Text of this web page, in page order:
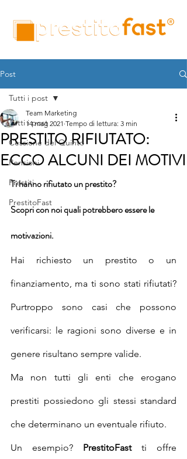
Post
Tutti i post
Cessione del Quinto
Pensioni
Prestiti
PrestitoFast
Tutti i post
PRESTITO RIFIUTATO:
ECCO ALCUNI DEI MOTIVI
Team Marketing
14 mag 2021 Tempo di lettura: 3 min
Ti hanno rifiutato un prestito?
Scopri con noi quali potrebbero essere le
motivazioni.
Hai richiesto un prestito o un
finanziamento, ma ti sono stati rifiutati?
Purtroppo sono casi che possono
verificarsi: le ragioni sono diverse e in
genere risultano sempre valide.
Ma non tutti gli enti che erogano
prestiti possiedono gli stessi standard
che determinano un eventuale rifiuto.
Un esempio? PrestitoFast ti offre